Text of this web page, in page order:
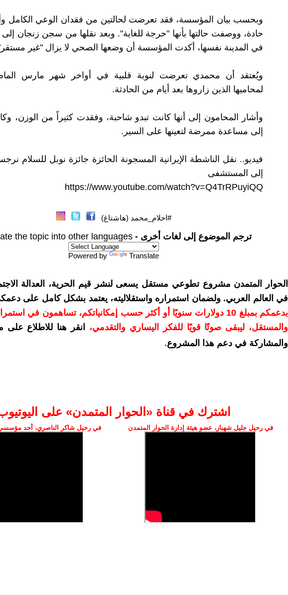
وبحسب بيان المؤسسة، فقد تعرضت لحالتين من فقدان الوعي الكامل
حادة، ووصفت حالتها بأنها "حرجة للغاية". وبعد نقلها من سجن زنجان
في المدينة نفسها، أكدت المؤسسة أن وضعها الصحي لا يزال "غير
ويُعتقد أن محمدي تعرضت لنوبة قلبية في أواخر شهر مارس
لمحاميها الذين زاروها بعد أيام من الحادثة.
وأشار المحامون إلى أنها كانت تبدو شاحبة، وفقدت كثيراً من الوزن،
إلى مساعدة ممرضة لتعينها على السير.
فيديو.. نقل الناشطة الإيرانية المسجونة الحائزة جائزة نوبل للسلام
إلى المستشفى
https://www.youtube.com/watch?v=Q4TrRPuyiQQ
#احلام_محمد (هاشتاغ)
ترجم الموضوع إلى لغات أخرى - the topic into other languages
Powered by Translate
الحوار المتمدن مشروع تطوعي مستقل يسعى لنشر قيم الحرية، العدالة
في العالم العربي. ولضمان استمراره واستقلاليته، يعتمد بشكل كامل على
بدعمكم بمبلغ 10 دولارات سنويًا أو أكثر حسب إمكانياتكم، تساهمون في
والمستقل، ليبقى صوتًا قويًا للفكر اليساري والتقدمي،
انقر هنا للاطلاع على
والمشاركة في دعم هذا المشروع.
اشترك في قناة ‫«الحوار المتمدن» على
في رحيل جليل شهباز، عضو هيئة إدارة الحوار المتمدن في رحيل شاكر الناصري، أحد مؤسسي